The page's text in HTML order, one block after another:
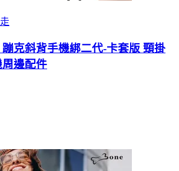
蹦克斜背手機綁二代-卡套版 頸掛
邊配件